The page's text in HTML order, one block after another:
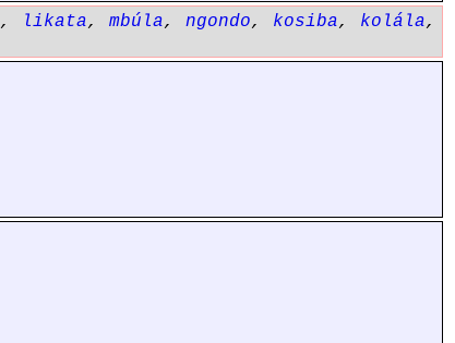
, likata, mbúla, ngondo, kosiba, kolála,